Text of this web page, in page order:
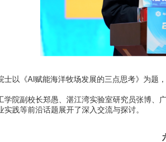
《AI赋能海洋牧场发展的三点思考》为题
副校长郑愚、湛江湾实验室研究员张博、广
实践等前沿话题展开了深入交流与探讨。